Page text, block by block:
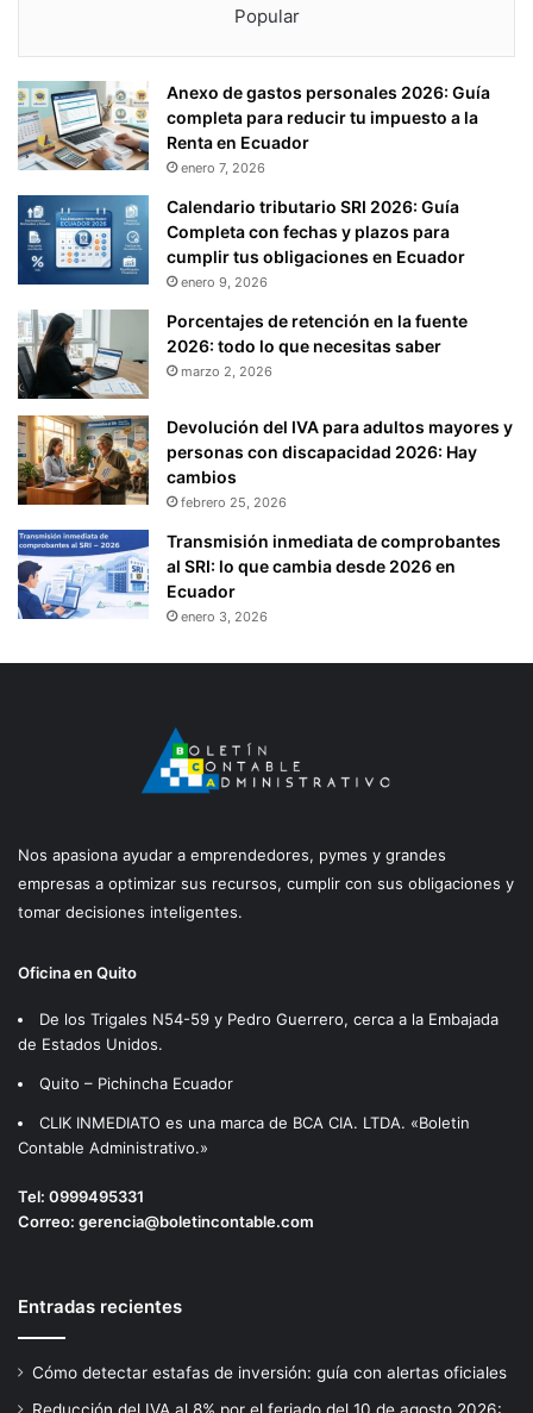
Popular
Anexo de gastos personales 2026: Guía
completa para reducir tu impuesto a la
Renta en Ecuador
enero 7, 2026
Calendario tributario SRI 2026: Guía
Completa con fechas y plazos para
cumplir tus obligaciones en Ecuador
enero 9, 2026
Porcentajes de retención en la fuente
2026: todo lo que necesitas saber
marzo 2, 2026
Devolución del IVA para adultos mayores y
personas con discapacidad 2026: Hay
cambios
febrero 25, 2026
Transmisión inmediata de comprobantes
al SRI: lo que cambia desde 2026 en
Ecuador
enero 3, 2026
Nos apasiona ayudar a emprendedores, pymes y grandes
empresas a optimizar sus recursos, cumplir con sus obligaciones y
tomar decisiones inteligentes.
Oficina en Quito
De los Trigales N54-59 y Pedro Guerrero, cerca a la Embajada
de Estados Unidos.
Quito – Pichincha Ecuador
CLIK INMEDIATO es una marca de BCA CIA. LTDA. «Boletin
Contable Administrativo.»
Tel: 0999495331
Correo: gerencia@boletincontable.com
Entradas recientes
Cómo detectar estafas de inversión: guía con alertas oficiales